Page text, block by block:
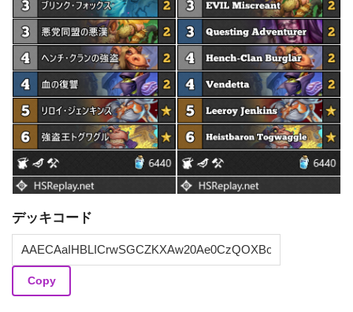
デッキコード
Copy